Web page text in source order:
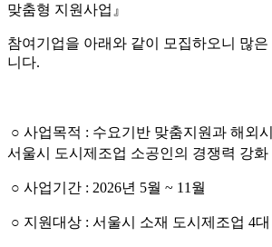
맞춤형 지원사업』
참여기업을 아래와 같이 모집하오니 많
니다.
○ 사업목적 : 수요기반 맞춤지원과 해외
서울시 도시제조업 소공인의 경쟁력 강
○ 사업기간 : 2026년 5월 ~ 11월
○ 지원대상 : 서울시 소재 도시제조업 4